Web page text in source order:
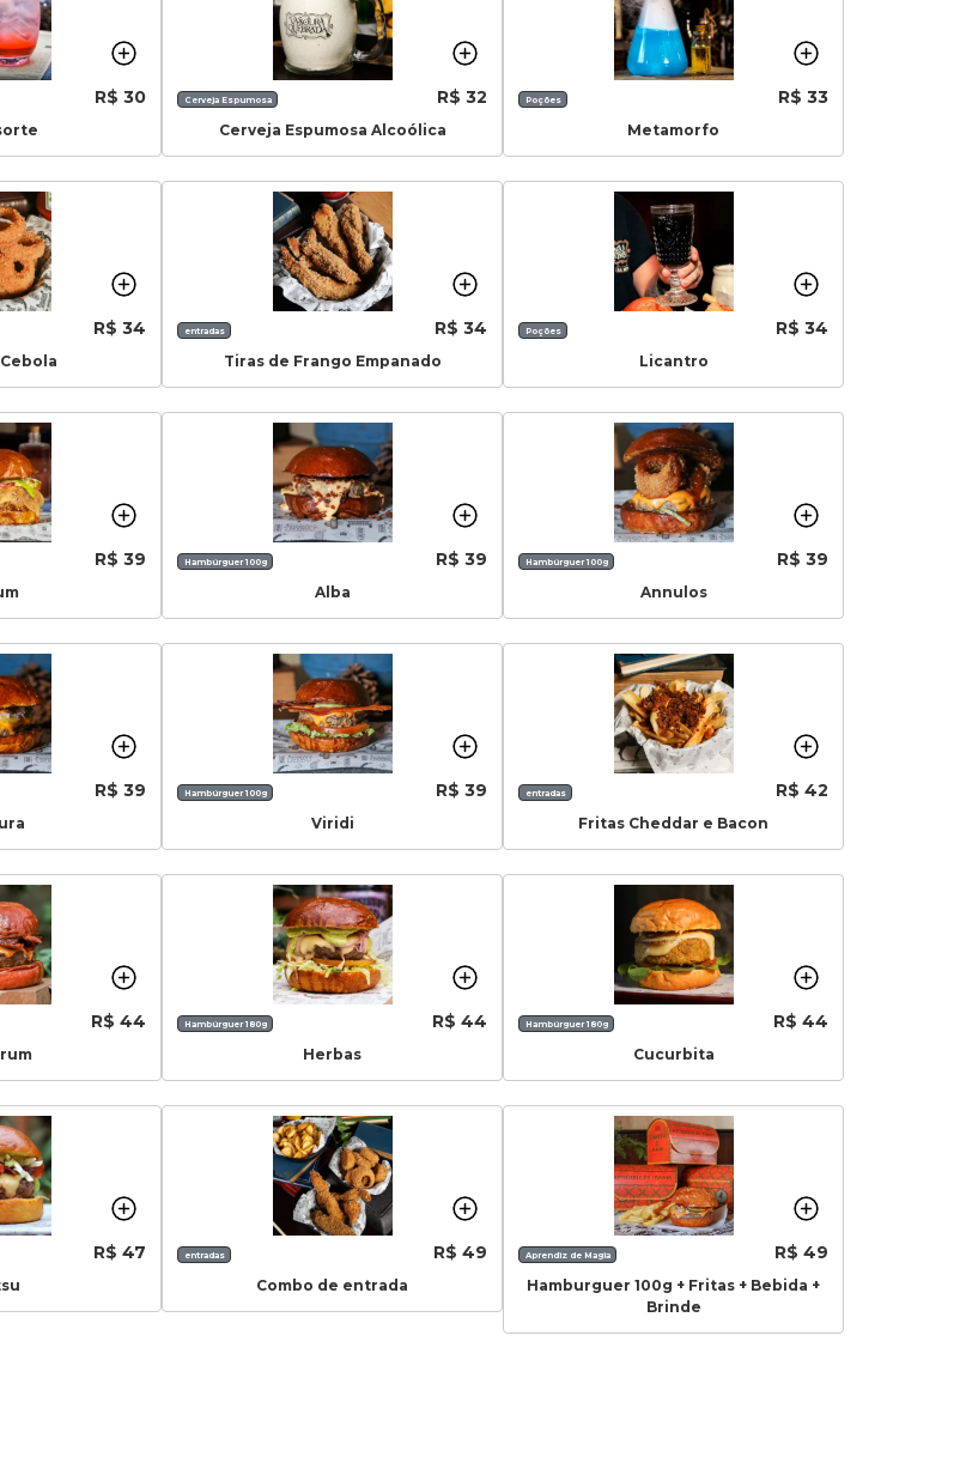
R$ 30 Cerveja Espumosa R$ 32
Cerveja Espumosa Alcoólica
Poções R$ 33
Metamorfo
R$ 34 entradas R$ 34
Tiras de Frango Empanado
Poções R$ 34
Licantro
R$ 39 Hambúrguer 100g R$ 39
Alba
Hambúrguer 100g R$ 39
Annulos
R$ 39 Hambúrguer 100g R$ 39
Viridi
entradas R$ 42
Fritas Cheddar e Bacon
R$ 44 Hambúrguer 180g R$ 44
Herbas
Hambúrguer 180g R$ 44
Cucurbita
R$ 47 entradas R$ 49
Combo de entrada
Aprendiz de Magia R$ 49
Hamburguer 100g + Fritas + Bebida +
Brinde